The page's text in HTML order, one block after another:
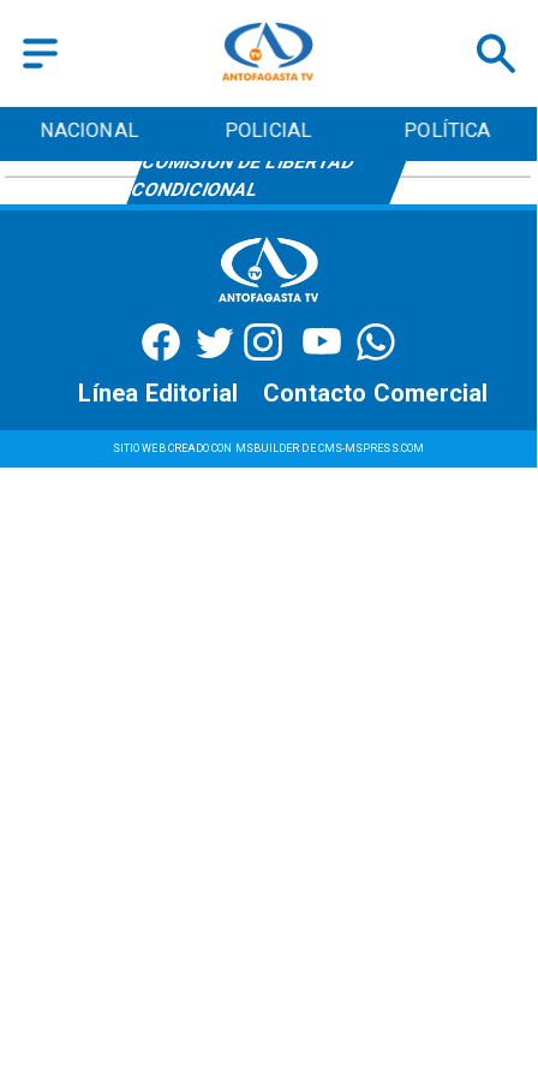
NACIONAL POLICIAL POLÍTICA
COMISIÓN DE LIBERTAD
CONDICIONAL
SITIO WEB CREADO CON MSBUILDER DE CMS-MSPRESS.COM
Contacto Comercial
Línea Editorial